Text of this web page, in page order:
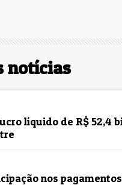
notícias
líquido de R$ 52,4
nos